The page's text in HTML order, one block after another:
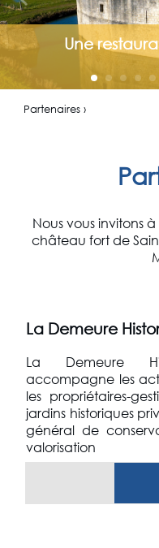
Une
Partenaires ›
Nous vous invitons
château fort de
La Demeure
La Demeure
accompagne les
les propriétaires-
jardins historiques
général de
valorisation